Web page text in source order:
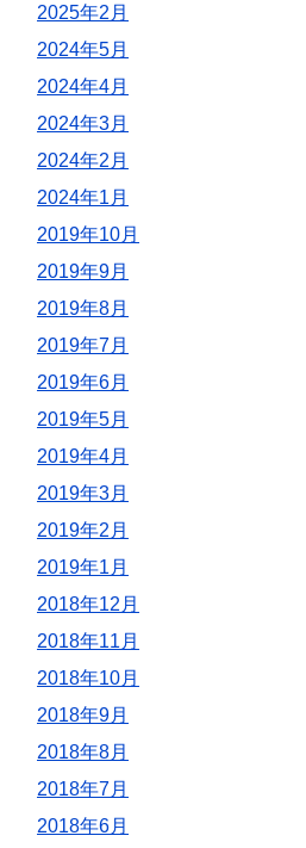
2025年2月
2024年5月
2024年4月
2024年3月
2024年2月
2024年1月
2019年10月
2019年9月
2019年8月
2019年7月
2019年6月
2019年5月
2019年4月
2019年3月
2019年2月
2019年1月
2018年12月
2018年11月
2018年10月
2018年9月
2018年8月
2018年7月
2018年6月